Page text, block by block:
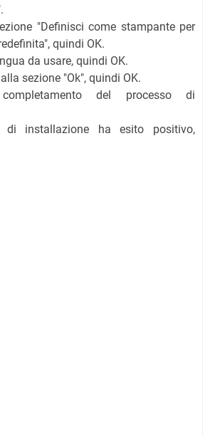
"Definisci come stampante per
quindi OK.
da usare, quindi OK.
sezione "Ok", quindi OK.
del processo di
installazione ha esito positivo,